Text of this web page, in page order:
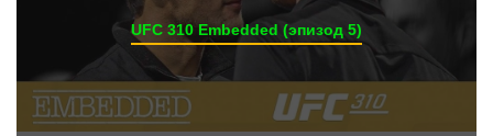
UFC 310 Embedded (эпизод 5)